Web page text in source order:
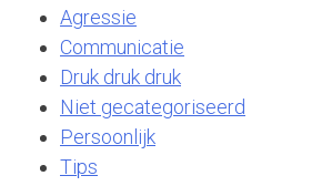
Agressie
Communicatie
Druk druk druk
Niet gecategoriseerd
Persoonlijk
Tips